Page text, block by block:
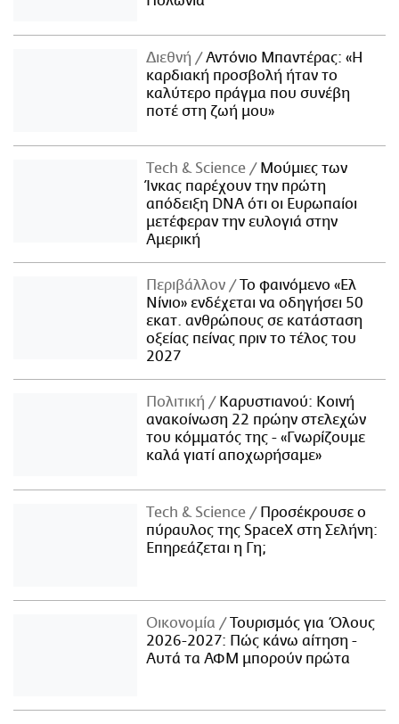
Διεθνή
Αντόνιο Μπαντέρας: «Η
καρδιακή προσβολή ήταν το
καλύτερο πράγμα που συνέβη
ποτέ στη ζωή μου»
Τech & Science
Μούμιες των
Ίνκας παρέχουν την πρώτη
απόδειξη DNA ότι οι Ευρωπαίοι
μετέφεραν την ευλογιά στην
Αμερική
Περιβάλλον
Το φαινόμενο «Ελ
Νίνιο» ενδέχεται να οδηγήσει 50
εκατ. ανθρώπους σε κατάσταση
οξείας πείνας πριν το τέλος του
2027
Πολιτική
Καρυστιανού: Κοινή
ανακοίνωση 22 πρώην στελεχών
του κόμματός της - «Γνωρίζουμε
καλά γιατί αποχωρήσαμε»
Τech & Science
Προσέκρουσε ο
πύραυλος της SpaceX στη Σελήνη:
Επηρεάζεται η Γη;
Οικονομία
Τουρισμός για Όλους
2026-2027: Πώς κάνω αίτηση -
Αυτά τα ΑΦΜ μπορούν πρώτα